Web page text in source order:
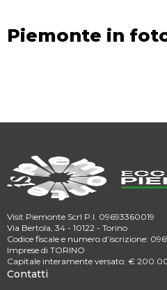
Piemonte in
Visit Piemonte Scrl P.I. 09693360019
Via Bertola, 34 - 10122 - Torino
Codice fiscale e numero d’iscrizione:
Imprese di TORINO
Capitale interamente versato: €
Contatti